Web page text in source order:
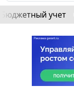
Бюджетный учет